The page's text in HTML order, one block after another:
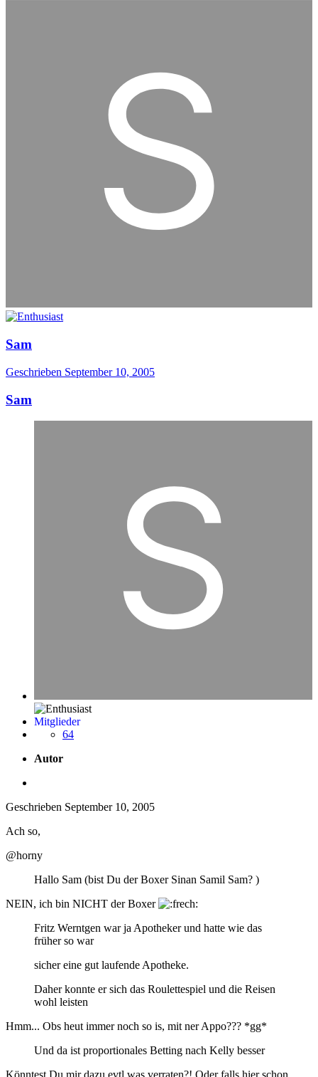
Sam
Geschrieben September 10, 2005
Sam
Mitglieder
64
Autor
Geschrieben September 10, 2005
Ach so,
@horny
Hallo Sam (bist Du der Boxer Sinan Samil Sam? )
NEIN, ich bin NICHT der Boxer
Fritz Werntgen war ja Apotheker und hatte wie das
früher so war
sicher eine gut laufende Apotheke.
Daher konnte er sich das Roulettespiel und die Reisen
wohl leisten
Hmm... Obs heut immer noch so is, mit ner Appo??? *gg*
Und da ist proportionales Betting nach Kelly besser